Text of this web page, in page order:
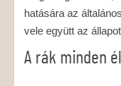
hatására az
vele együtt az
A rák minden